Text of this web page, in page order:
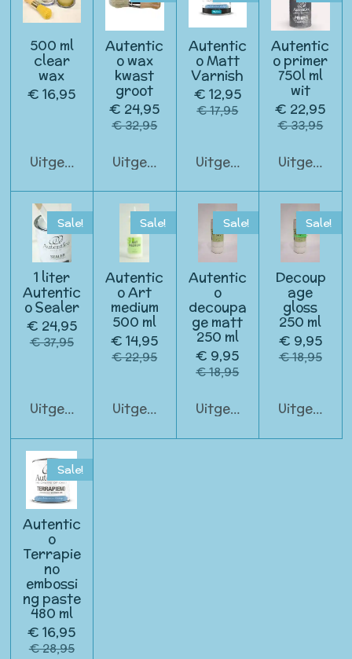
500 ml
clear
wax
€ 16,95
Uitgeschakeld
Autentic
o wax
kwast
groot
€ 24,95
€ 32,95
Uitgeschakeld
Autentic
o Matt
Varnish
€ 12,95
€ 17,95
Uitgeschakeld
Autentic
o primer
750l ml
wit
€ 22,95
€ 33,95
Sale!
1 liter
Autentic
o Sealer
€ 24,95
€ 37,95
Uitgeschakeld
Sale!
Autentic
o Art
medium
500 ml
€ 14,95
€ 22,95
Uitgeschakeld
Sale!
Autentic
o
decoupa
ge matt
250 ml
€ 9,95
€ 18,95
Uitgeschakeld
Sale!
Decoup
age
gloss
250 ml
€ 9,95
€ 18,95
Sale!
Autentic
o
Terrapie
no
embossi
ng paste
480 ml
€ 16,95
€ 28,95